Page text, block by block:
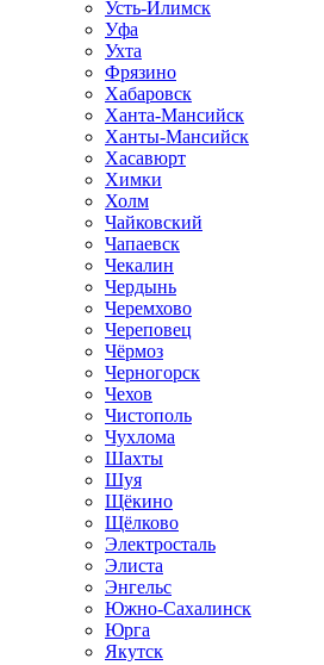
Усть-Илимск
Уфа
Ухта
Фрязино
Хабаровск
Ханта-Мансийск
Ханты-Мансийск
Хасавюрт
Химки
Холм
Чайковский
Чапаевск
Чекалин
Чердынь
Черемхово
Череповец
Чёрмоз
Черногорск
Чехов
Чистополь
Чухлома
Шахты
Шуя
Щёкино
Щёлково
Электросталь
Элиста
Энгельс
Южно-Сахалинск
Юрга
Якутск